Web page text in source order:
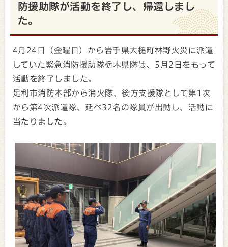
防援助隊が活動を終了し、帰還しまし
た。
4月24日（金曜日）から岩手県大槌町林野火災に派遣
していた緊急消防援助隊栃木県隊は、5月2日をもって
活動を終了しました。
足利市消防本部から消火隊、後方支援隊として第1次
から第4次派遣隊、延べ32名の隊員が出動し、活動に
当たりました。